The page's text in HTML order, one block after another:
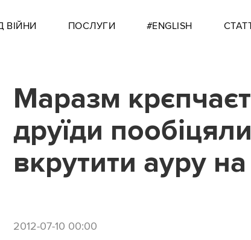
ВІЙНИ ПОСЛУГИ #ENGLISH
Маразм
друїди
вкрутити ауру на
2012-07-10 00:00